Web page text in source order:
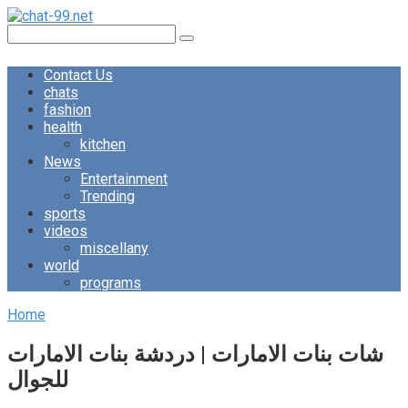
Skip
content
Contact Us
chats
fashion
health
kitchen
News
Entertainment
Trending
sports
videos
miscellany
world
programs
Home
شات بنات الامارات | دردشة بنات الامارات
للجوال